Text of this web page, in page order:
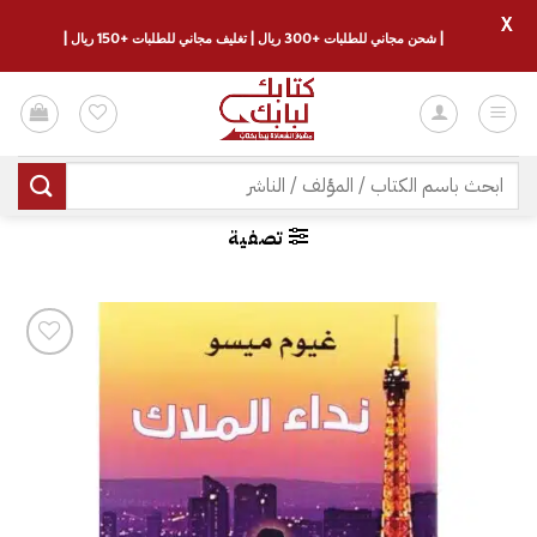
للمحتوى
البحث
عن:
تصفية
| شحن مجاني للطلبات +300 ريال | تغليف مجاني للطلبات +150 ريال |
X